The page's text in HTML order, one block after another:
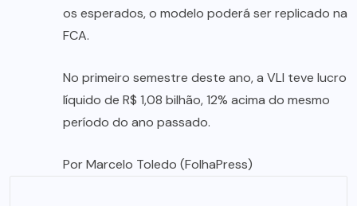
os esperados, o modelo poderá ser replicado na
FCA.
No primeiro semestre deste ano, a VLI teve lucro
líquido de R$ 1,08 bilhão, 12% acima do mesmo
período do ano passado.
Por Marcelo Toledo (FolhaPress)